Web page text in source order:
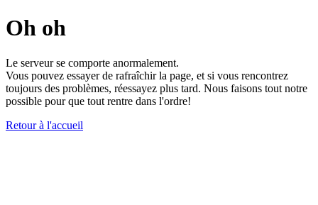
Oh oh
Le serveur se comporte anormalement.
Vous pouvez essayer de rafraîchir la page, et si vous rencontrez
toujours des problèmes, réessayez plus tard. Nous faisons tout notre
possible pour que tout rentre dans l'ordre!
Retour à l'accueil